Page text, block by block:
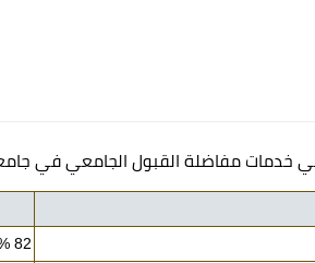
خدمات مفاضلة القبول الجامعي في
82 %